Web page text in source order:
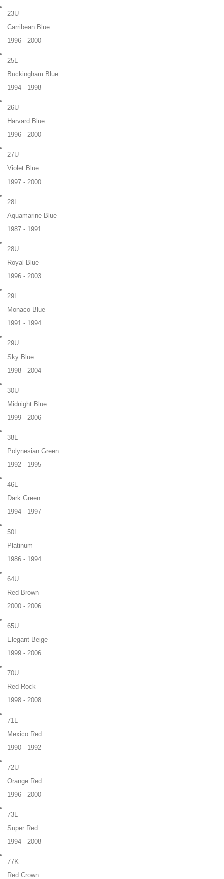
23U
Carribean Blue
1996 - 2000
25L
Buckingham Blue
1994 - 1998
26U
Harvard Blue
1996 - 2000
27U
Violet Blue
1997 - 2000
28L
Aquamarine Blue
1987 - 1991
28U
Royal Blue
1996 - 2003
29L
Monaco Blue
1991 - 1994
29U
Sky Blue
1998 - 2004
30U
Midnight Blue
1999 - 2006
38L
Polynesian Green
1992 - 1995
46L
Dark Green
1994 - 1997
50L
Platinum
1986 - 1994
64U
Red Brown
2000 - 2006
65U
Elegant Beige
1999 - 2006
70U
Red Rock
1998 - 2008
71L
Mexico Red
1990 - 1992
72U
Orange Red
1996 - 2000
73L
Super Red
1994 - 2008
77K
Red Crown